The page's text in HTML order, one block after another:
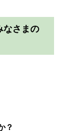
なさまの
？